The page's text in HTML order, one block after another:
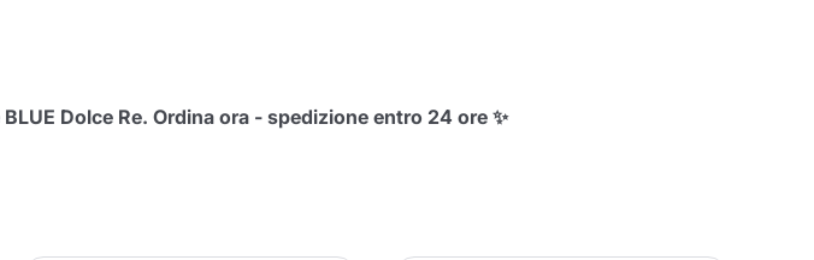
Dolce Re. Ordina ora - spedizione entro 24 ore ✨